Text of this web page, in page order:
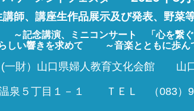
講師、講座生作品展示及び発表、野
～記念講演、ミニコンサート 「心を繋
しい響きを求めて ～音楽とともに歩ん
(一財）山口県婦人教育文化会館 山
温泉５丁目１－１ ＴＥＬ （083